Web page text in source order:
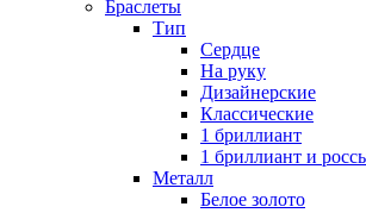
Браслеты
Тип
Сердце
На руку
Дизайнерские
Классические
1 бриллиант
1 бриллиант и
Металл
Белое золото